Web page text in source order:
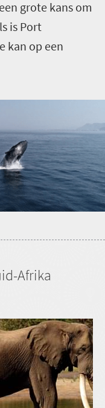
grote kans om
is Port
kan op een
Afrika